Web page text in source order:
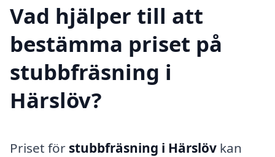
Vad hjälper till att
bestämma priset på
stubbfräsning i
Härslöv?
Priset för stubbfräsning i Härslöv kan